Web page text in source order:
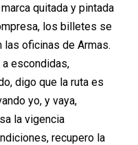
quitada y pintada
los billetes se
las oficinas de Armas.
escondidas,
digo que la ruta es
yo, y vaya,
la vigencia
recupero la